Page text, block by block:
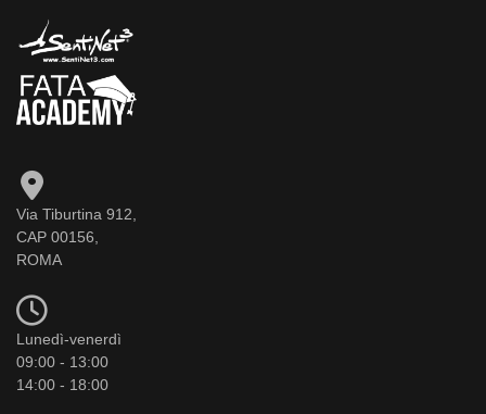
Via Tiburtina 912,
CAP 00156,
ROMA
Lunedì-venerdì
09:00 - 13:00
14:00 - 18:00